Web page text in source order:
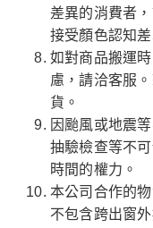
差異的消費者
接受顏色認知
如對商品搬運
慮，請洽客服
貨。
因颱風或地震
抽驗檢查等不
時間的權力。
本公司合作的
不包含跨出窗